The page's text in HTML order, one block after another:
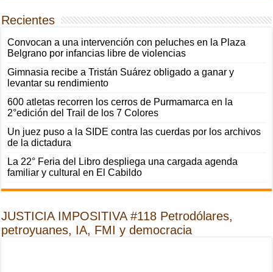
Recientes
Convocan a una intervención con peluches en la Plaza
Belgrano por infancias libre de violencias
Gimnasia recibe a Tristán Suárez obligado a ganar y
levantar su rendimiento
600 atletas recorren los cerros de Purmamarca en la
2°edición del Trail de los 7 Colores
Un juez puso a la SIDE contra las cuerdas por los archivos
de la dictadura
La 22° Feria del Libro despliega una cargada agenda
familiar y cultural en El Cabildo
JUSTICIA IMPOSITIVA #118 Petrodólares,
petroyuanes, IA, FMI y democracia